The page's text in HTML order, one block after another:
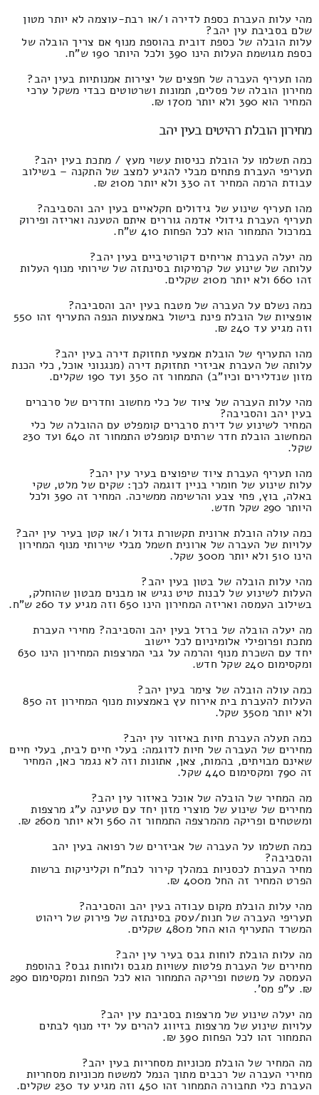
מהי עלות העברת כספת לדירה ו/או רבת-עוצמה לא יותר מטון
שלם בסביבת עין יהב?
עלות הובלה של כספת דובית בהוספת מנוף אם צריך הובלה של
כספת מגושמת העלות הינו 390 ולכל היותר 190 ש"ח.
מהו תעריף העברה של חפצים של יצירות אמנותיות בעין יהב?
מחירון הובלה של פסלים, תמונות ושרטוטים כבדי משקל ערכי
המחיר הוא 390 ולא יותר מ170 ₪.
מחירון הובלת רהיטים בעין יהב
כמה תשלמו על הובלת כניסות עשוי מעץ / מתכת בעין יהב?
תעריפי העברת פתחים מבלי להגיע למצב של התקנה – בשילוב
עבודת הרמה המחיר זה 330 ולא יותר מ210 ₪.
מהו תעריף שינוע של גידולים חקלאיים בעין יהב והסביבה?
תעריף העברת גידולי אדמה גוררים איתם הטענה ואריזה ופירוק
במרכול התמחור הוא לכל הפחות 410 ש"ח.
מה יעלה העברת אריחים דקורטיביים בעין יהב?
עלותה של שינוע של קרמיקות בסינתזה של שירותי מנוף העלות
זהו 660 ולא יותר מ210 שקלים.
כמה נשלם על העברה של מטבח בעין יהב והסביבה?
אופציות של הובלת פינת בישול באמצעות הנפה התעריף זהו 550
וזה מגיע עד 240 ₪.
מהו התעריף של הובלת אמצעי תחזוקת דירה בעין יהב?
עלותה של העברת אביזרי תחזוקת דירה (מנגנוני אוכל, כלי הכנת
מזון שנדלירים וכיו"ב) התמחור זה 350 ועד 190 שקלים.
מהי עלות העברה של ציוד של כלי מחשוב וחדרים של סרברים
בעין יהב והסביבה?
המחיר לשינוע של דירת סרברים קומפלט עם ההובלה של כלי
המחשוב הובלת חדר שרתים קומפלט התמחור זה 640 ועד 230
שקל.
מהו תעריף העברת ציוד שיפוצים בעיר עין יהב?
עלות שינוע של חומרי בניין דוגמה לכך: שקים של מלט, שקי
באלה, בוץ, פחי צבע והרשימה ממשיכה. המחיר זה 390 ולכל
היותר 290 שקל חדש.
כמה עולה הובלת ארונית תקשורת גדול ו/או קטן בעיר עין יהב?
עלויות של העברה של ארונית חשמל מבלי שירותי מנוף המחירון
הינו 510 ולא יותר מ300 שקל.
מהי עלות הובלה של בטון בעין יהב?
העלות לשינוע של לבנות טיט נגיש או מבנים מבטון שהוחלק,
בשילוב העמסה ואריזה המחירון הינו 650 וזה מגיע עד 260 ש"ח.
מה יעלה הובלה של ברזל בעין יהב והסביבה? מחירי העברת
מתכת ופרופילי אלומיניום לכל יישוב
יחד עם השכרת מנוף והרמה על גבי המרצפות המחירון הינו 630
ומקסימום 240 שקל חדש.
כמה עולה הובלה של צימר בעין יהב?
העלות להעברת בית אירוח עץ באמצעות מנוף המחירון זה 850
ולא יותר מ350 שקל.
כמה תעלה העברת חיות באיזור עין יהב?
מחירים של העברה של חיות לדוגמה: בעלי חיים לבית, בעלי חיים
שאינם מבויתים, בהמות, צאן, אתונות וזה לא נגמר כאן, המחיר
זה 790 ומקסימום 440 שקל.
מה המחיר של הובלה של אוכל באיזור עין יהב?
מחירים של שינוע של מוצרי מזון יחד עם טעינה ע"ג מרצפות
ומשטחים ופריקה מהמרצפה התמחור זה 560 ולא יותר מ260 ₪.
כמה תשלמו על העברה של אביזרים של רפואה בעין יהב
והסביבה?
מחיר העברת לכסניות במהלך קירור לבת"ח וקליניקות ברשות
הפרט המחיר זה החל מ400 ₪.
מהי עלות הובלת מקום עבודה בעין יהב והסביבה?
תעריפי העברה של חנות/עסק בסינתזה של פירוק של ריהוט
המשרד התעריף הוא החל מ480 שקלים.
מה עלות הובלת לוחות גבס בעיר עין יהב?
מחירים של העברת פלטות עשויות מגבס ולוחות גבס? בהוספת
העמסה על משטח ופריקה התמחור הוא לכל הפחות ומקסימום 290
₪. ע"פ מס'.
מה יעלה שינוע של מרצפות בסביבת עין יהב?
עלויות שינוע של מרצפות בזיווג להרים על ידי מנוף לבתים
התמחור זהו לכל הפחות 390 ₪.
מה המחיר של הובלת מכוניות מסחריות בעין יהב?
מחירי העברה של רכבים מתוך הנמל למשטח מכוניות מסחריות
העברת כלי תחבורה התמחור זהו 450 וזה מגיע עד 230 שקלים.